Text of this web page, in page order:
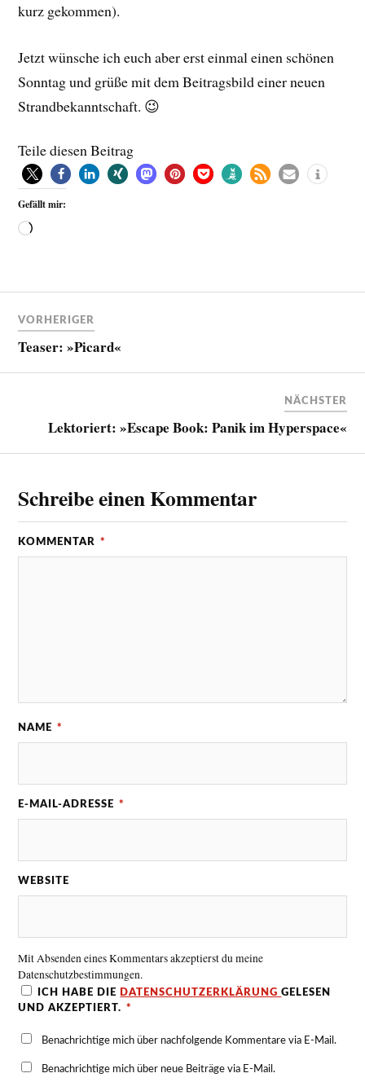
kurz gekommen).
Jetzt wünsche ich euch aber erst einmal einen schönen
Sonntag und grüße mit dem Beitragsbild einer neuen
Strandbekanntschaft. 😉
Teile diesen Beitrag
Gefällt mir:
VORHERIGER
Teaser: »Picard«
NÄCHSTER
Lektoriert: »Escape Book: Panik im Hyperspace«
Schreibe einen Kommentar
KOMMENTAR *
NAME *
E-MAIL-ADRESSE *
WEBSITE
Mit Absenden eines Kommentars akzeptierst du meine
Datenschutzbestimmungen.
ICH HABE DIE DATENSCHUTZERKLÄRUNGGELESEN
UND AKZEPTIERT. *
Benachrichtige mich über nachfolgende Kommentare via E-Mail.
Benachrichtige mich über neue Beiträge via E-Mail.